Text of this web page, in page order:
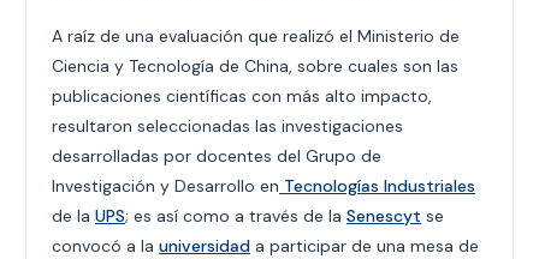
A raíz de una evaluación que realizó el Ministerio de
Ciencia y Tecnología de China, sobre cuales son las
publicaciones científicas con más alto impacto,
resultaron seleccionadas las investigaciones
desarrolladas por docentes del Grupo de
Investigación y Desarrollo en Tecnologías Industriales
de la UPS; es así como a través de la Senescyt se
convocó a la universidad a participar de una mesa de